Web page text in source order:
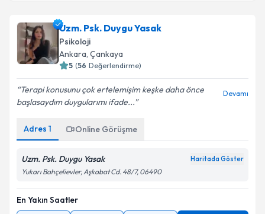
Uzm. Psk. Duygu Yasak
Psikoloji
Ankara, Çankaya
5 (56 Değerlendirme)
Terapi konusunu çok ertelemişim keşke daha önce
başlasaydım duygularımı ifade...
Devamı
Adres 1 Online Görüşme
Uzm. Psk. Duygu Yasak Haritada Göster
Yukarı Bahçelievler, Aşkabat Cd. 48/7, 06490
En Yakın Saatler